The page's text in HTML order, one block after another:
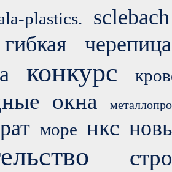
plastics. sclebach
гибкая черепица
конкурс
окна
море нкс